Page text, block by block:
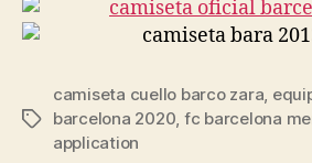
Etiquetas
camiseta cuello barco zara,
barcelona 2020, fc barcelona
application